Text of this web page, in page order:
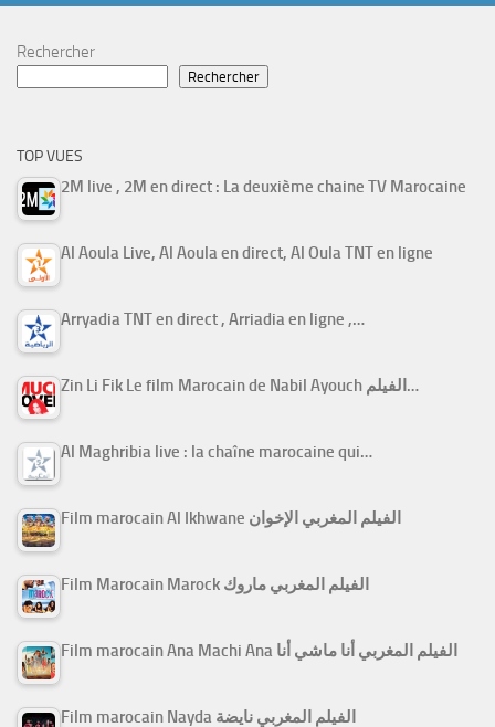
Rechercher
Rechercher
TOP VUES
2M live , 2M en direct : La deuxième chaine TV Marocaine
Al Aoula Live, Al Aoula en direct, Al Oula TNT en ligne
Arryadia TNT en direct , Arriadia en ligne ,…
Zin Li Fik Le film Marocain de Nabil Ayouch الفيلم…
Al Maghribia live : la chaîne marocaine qui…
Film marocain Al Ikhwane الفيلم المغربي الإخوان
Film Marocain Marock الفيلم المغربي ماروك
Film marocain Ana Machi Ana الفيلم المغربي أنا ماشي أنا
Film marocain Nayda الفيلم المغربي نايضة